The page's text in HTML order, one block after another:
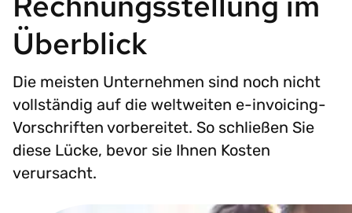
Überblick
Die meisten Unternehmen sind noch nicht
vollständig auf die weltweiten e-invoicing-
Vorschriften vorbereitet. So schließen Sie
diese Lücke, bevor sie Ihnen Kosten
verursacht.